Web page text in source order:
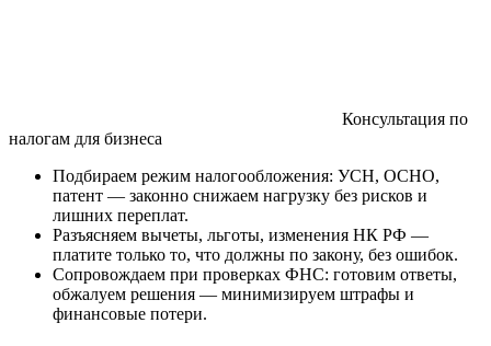
Консультация по
налогам для бизнеса
Подбираем режим налогообложения: УСН, ОСНО,
патент — законно снижаем нагрузку без рисков и
лишних переплат.
Разъясняем вычеты, льготы, изменения НК РФ —
платите только то, что должны по закону, без ошибок.
Сопровождаем при проверках ФНС: готовим ответы,
обжалуем решения — минимизируем штрафы и
финансовые потери.